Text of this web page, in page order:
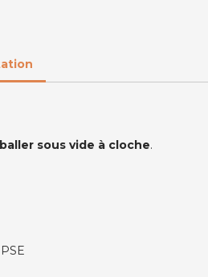
sous vide à cloche.